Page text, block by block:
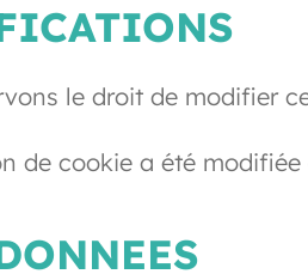
le droit de modifier
de cookie a été